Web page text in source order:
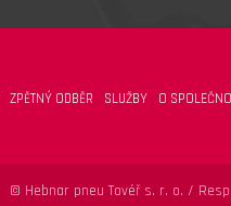
ZPĚTNÝ ODBĚR SLUŽBY O
© Hebnar pneu Tovéř s. r. o. /